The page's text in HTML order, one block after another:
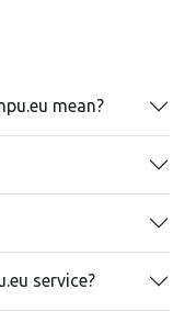
mean?
service?